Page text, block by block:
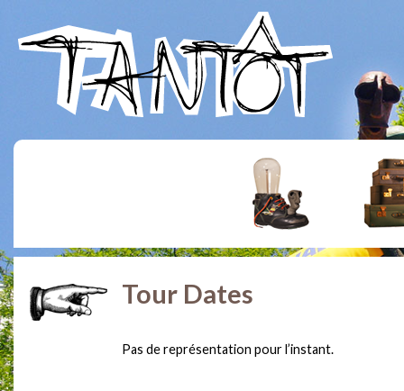
Tour Dates
Pas de représentation pour l’instant.